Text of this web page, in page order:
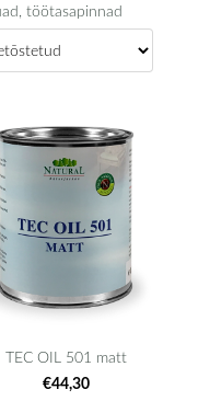
töötasapinnad
TEC OIL 501 matt
€44,30